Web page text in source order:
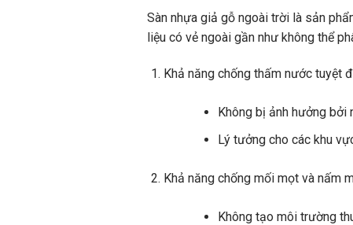
Sàn nhựa giả gỗ ngoài trời là sản
liệu có vẻ ngoài gần như không thể
Khả năng chống thấm nước tuyệt
Không bị ảnh hưởng bởi
Lý tưởng cho các khu
Khả năng chống mối mọt và nấm
Không tạo môi trường